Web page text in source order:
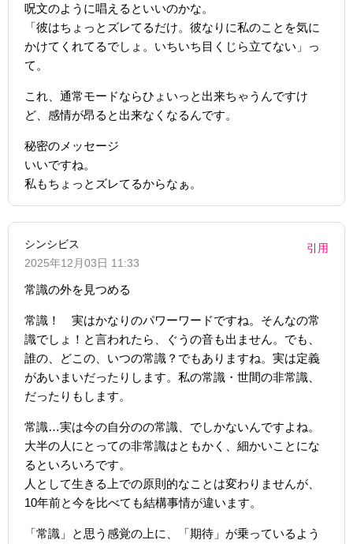
呪文のように唱えるといいのかな。
「彼はちょっとズレてるだけ。彼なりに私のことを気に
かけてくれてるでしょ。いちいち目くじら立てない」っ
て。
これ、通常モードならひょいっと出来ちゃうんですけ
ど、感情が昂ると出来なくなるんです。
秘密のメッセージ
いいですね。
私もちょっとズレてるからなぁ。
シンシビス
2025年12月03日 11:33
引用
常識の外を見つめる
常識！ 実はかなりのパワーワードですね。そんなの常
識でしょ！と言われたら、ぐうの音も出ません。でも、
誰の、どこの、いつの常識？でもありますね。実は定義
があいまいだったりします。私の常識・世間の非常識、
だったりもします。
常識…実は今の自分のの常識、でしかないんですよね。
大半の人にとっての非常識はともかく、細かいことにな
るといろいろです。
人として生きる上での原則的なことは変わりませんが、
10年前と今を比べても結構事情が違います。
「常識」と思う感覚の上に、「期待」が乗っているよう